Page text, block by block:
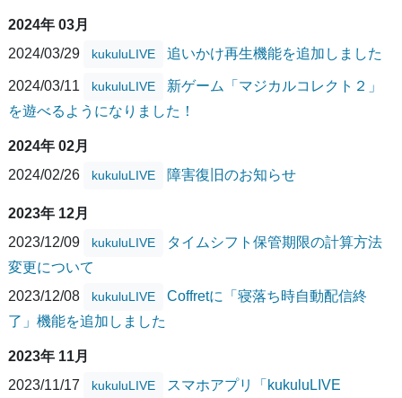
2024年 03月
2024/03/29
kukuluLIVE 追いかけ再生機能を追加しました
2024/03/11 kukuluLIVE
新ゲーム「マジカルコレクト２」
を遊べるようになりました！
2024年 02月
2024/02/26
kukuluLIVE 障害復旧のお知らせ
2023年 12月
2023/12/09
kukuluLIVE
タイムシフト保管期限の計算方法
変更について
2023/12/08
kukuluLIVE
Coffretに「寝落ち時自動配信終
了」機能を追加しました
2023年 11月
2023/11/17
kukuluLIVE スマホアプリ「kukuluLIVE